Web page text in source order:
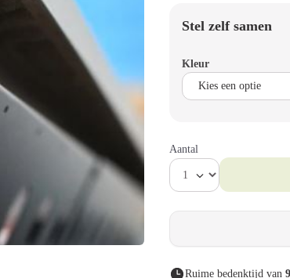
Stel zelf samen
Kleur
Aantal
Ruime bedenktijd van